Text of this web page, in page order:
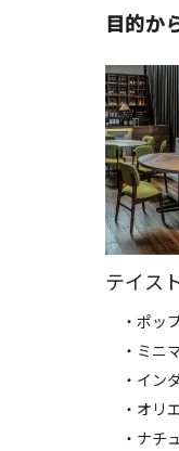
目的か
テイスト
・ポッ
・ミニ
・イン
・オリ
・ナチ